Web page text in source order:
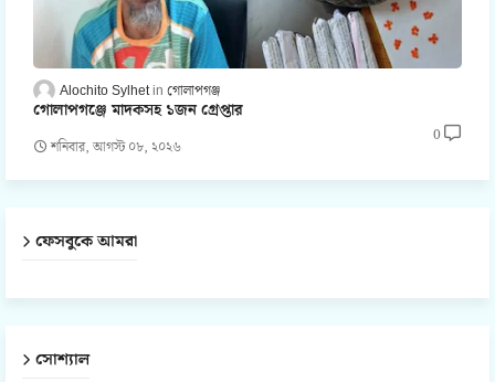
Alochito Sylhet গোলাপগঞ্জ
গোলাপগঞ্জে মাদকসহ ১জন গ্রেপ্তার
শনিবার, আগস্ট ০৮, ২০২৬
0
ফেসবুকে আমরা
সোশ্যাল